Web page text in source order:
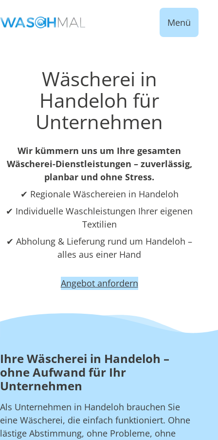
Menü
Wäscherei in
Handeloh für
Unternehmen
Wir kümmern uns um Ihre gesamten
Wäscherei-Dienstleistungen – zuverlässig,
planbar und ohne Stress.
✔ Regionale Wäschereien in Handeloh
✔ Individuelle Waschleistungen Ihrer eigenen
Textilien
✔ Abholung & Lieferung rund um Handeloh –
alles aus einer Hand
Angebot anfordern
Ihre Wäscherei in Handeloh –
ohne Aufwand für Ihr
Unternehmen
Als Unternehmen in Handeloh brauchen Sie
eine Wäscherei, die einfach funktioniert. Ohne
lästige Abstimmung, ohne Probleme, ohne